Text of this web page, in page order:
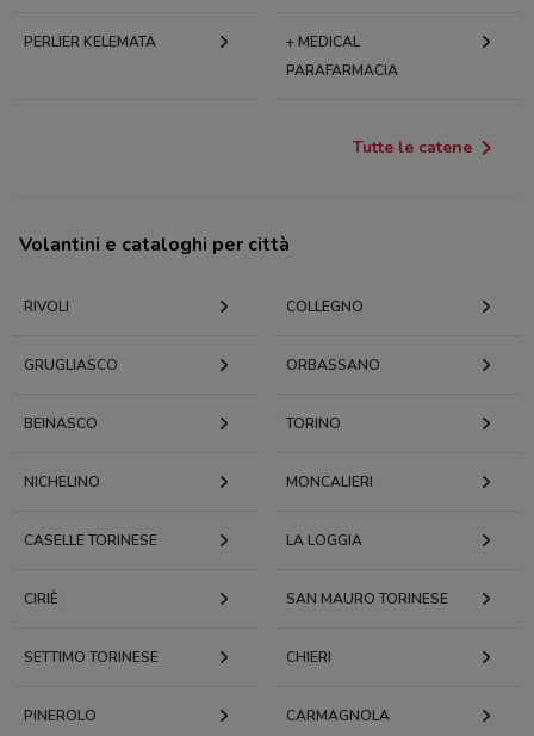
PERLIER KELEMATA
+ MEDICAL
PARAFARMACIA
Tutte le catene
Volantini e cataloghi per città
RIVOLI COLLEGNO
GRUGLIASCO ORBASSANO
BEINASCO TORINO
NICHELINO MONCALIERI
CASELLE TORINESE LA LOGGIA
CIRIÈ SAN MAURO TORINESE
SETTIMO TORINESE CHIERI
PINEROLO CARMAGNOLA